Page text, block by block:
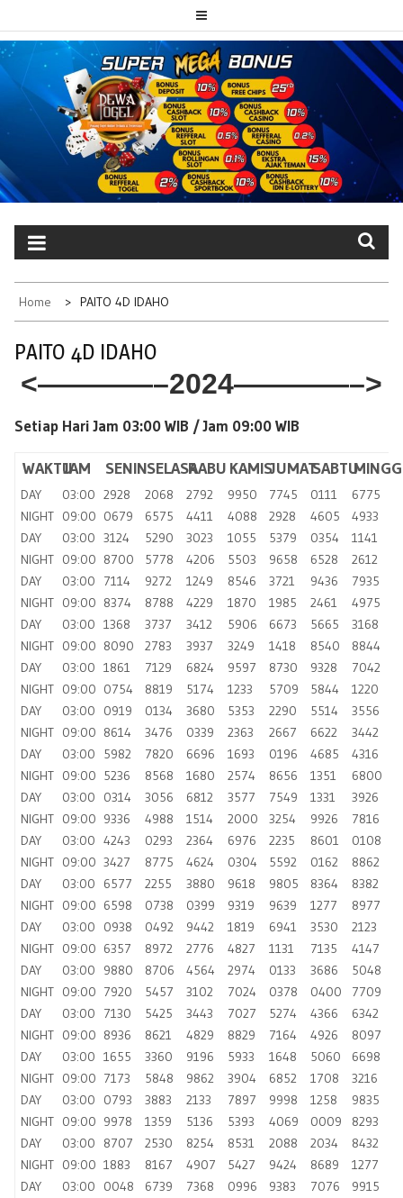
content
PAITO TOTO
DEWATOGEL
Portal berita dewatogel update setiap hari
Home PAITO 4D IDAHO
PAITO 4D IDAHO
<————–2024————–>
Setiap Hari Jam 03:00 WIB /Jam 09:00 WIB
WAKTUJAM SENINSELASARABU KAMISJUMATSABTU
DAY 03:00 2928 2068 2792 9950 7745 0111
6775
NIGHT 09:00 0679 6575 4411 4088 2928 4605
4933
DAY
03:00 3124 5290 3023 1055 5379 0354
1141
NIGHT 09:00 8700 5778 4206 5503 9658 6528
2612
DAY
03:00 7114 9272 1249 8546 3721 9436
7935
NIGHT 09:00 8374 8788 4229 1870 1985 2461
4975
DAY
03:00 1368 3737 3412 5906 6673 5665
3168
NIGHT 09:00 8090 2783 3937 3249 1418 8540
8844
DAY
03:00 1861 7129 6824 9597 8730 9328
7042
NIGHT 09:00 0754 8819 5174 1233 5709 5844
1220
DAY
03:00 0919 0134 3680 5353 2290 5514
3556
NIGHT 09:00 8614 3476 0339 2363 2667 6622
3442
DAY
03:00 5982 7820 6696 1693 0196 4685
4316
NIGHT 09:00 5236 8568 1680 2574 8656 1351
6800
DAY
03:00 0314 3056 6812 3577 7549 1331
3926
NIGHT 09:00 9336 4988 1514 2000 3254 9926
7816
DAY
03:00 4243 0293 2364 6976 2235 8601
0108
NIGHT 09:00 3427 8775 4624 0304 5592 0162
8862
DAY
03:00 6577 2255 3880 9618 9805 8364
8382
NIGHT 09:00 6598 0738 0399 9319 9639 1277
8977
DAY
03:00 0938 0492 9442 1819 6941 3530
2123
NIGHT 09:00 6357 8972 2776 4827 1131 7135
4147
DAY
03:00 9880 8706 4564 2974 0133 3686
5048
NIGHT 09:00 7920 5457 3102 7024 0378 0400
7709
DAY
03:00 7130 5425 3443 7027 5274 4366
6342
NIGHT 09:00 8936 8621 4829 8829 7164 4926
8097
DAY
03:00 1655 3360 9196 5933 1648 5060
6698
NIGHT 09:00 7173 5848 9862 3904 6852 1708
3216
DAY
03:00 0793 3883 2133 7897 9998 1258
9835
NIGHT 09:00 9978 1359 5136 5393 4069 0009
8293
DAY
03:00 8707 2530 8254 8531 2088 2034
8432
NIGHT 09:00 1883 8167 4907 5427 9424 8689
1277
DAY
03:00 0048 6739 7368 0996 9383 7076
9915